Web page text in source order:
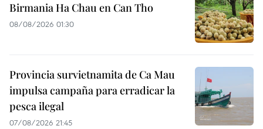
Birmania Ha Chau en Can Tho
08/08/2026 01:30
Provincia survietnamita de Ca Mau
impulsa campaña para erradicar la
pesca ilegal
07/08/2026 21:45